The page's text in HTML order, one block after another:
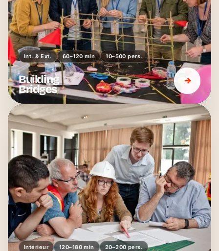
Int. & Ext. 60–120 min 10–500 pers.
Building
Bridges
Intérieur 120–180 min 20–200 pers.